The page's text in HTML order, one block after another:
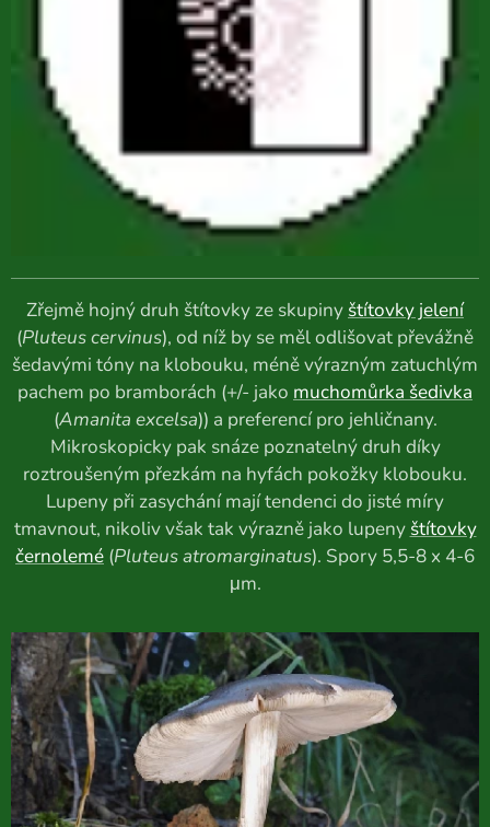
Zřejmě hojný druh štítovky ze skupiny štítovky jelení
(Pluteus cervinus), od níž by se měl odlišovat převážně
šedavými tóny na klobouku, méně výrazným zatuchlým
pachem po bramborách (+/- jako muchomůrka šedivka
(Amanita excelsa)) a preferencí pro jehličnany.
Mikroskopicky pak snáze poznatelný druh díky
roztroušeným přezkám na hyfách pokožky klobouku.
Lupeny při zasychání mají tendenci do jisté míry
tmavnout, nikoliv však tak výrazně jako lupeny štítovky
černolemé (Pluteus atromarginatus). Spory 5,5-8 x 4-6
μm.